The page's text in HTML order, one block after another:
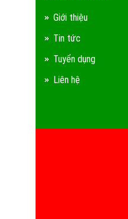
Giới thiệu
Tin tức
Tuyển dụng
Liên hệ